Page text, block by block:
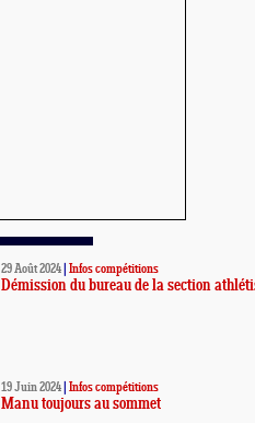
29 Août 2024 Infos compétitions
Démission du bureau de la section
19 Juin 2024 Infos compétitions
Manu toujours au sommet